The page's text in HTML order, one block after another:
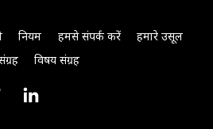
नियम हमसे संपर्क करें
हमारे उसूल
विषय संग्रह